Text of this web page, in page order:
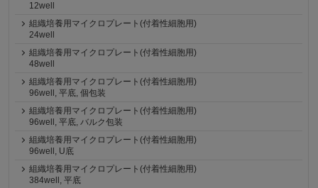
12well
組織培養用マイクロプレート(付着性細胞用)
24well
組織培養用マイクロプレート(付着性細胞用)
48well
組織培養用マイクロプレート(付着性細胞用)
96well, 平底, 個包装
組織培養用マイクロプレート(付着性細胞用)
96well, 平底, バルク包装
組織培養用マイクロプレート(付着性細胞用)
96well, U底
組織培養用マイクロプレート(付着性細胞用)
384well, 平底